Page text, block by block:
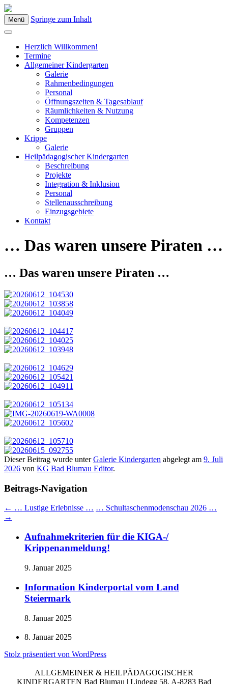
Kindergarten Bad Blumau
Menü Springe zum Inhalt
Herzlich Willkommen!
Termine
Allgemeiner Kindergarten
Galerie
Rahmenbedingungen
Personal
Öffnungszeiten & Tagesablauf
Räumlichkeiten & Nutzung
Kompetenzen
Gruppen
Krippe
Galerie
Heilpädagogischer Kindergarten
Beschreibung
Projekte
Integration & Inklusion
Personal
Stellenausschreibung
Einzugsgebiete
Kontakt
… Das waren unsere Piraten …
… Das waren unsere Piraten …
Dieser Beitrag wurde unterGalerie Kindergarten abgelegt am 9. Juli
2026 von KG Bad Blumau Editor.
Beitrags-Navigation
← … Lustige Erlebnisse … … Schultaschenmodenschau 2026 …
→
Aufnahmekriterien für die KIGA-/
Krippenanmeldung!
9. Januar 2025
Information Kinderportal vom Land
Steiermark
8. Januar 2025
8. Januar 2025
Stolz präsentiert von WordPress
ALLGEMEINER & HEILPÄDAGOGISCHER
KINDERGARTEN Bad Blumau | Lindegg 58, A-8283 Bad